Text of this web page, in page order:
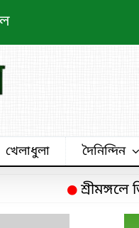
খেলাধুলা দৈনিন্দিন
শ্রীমঙ্গলে